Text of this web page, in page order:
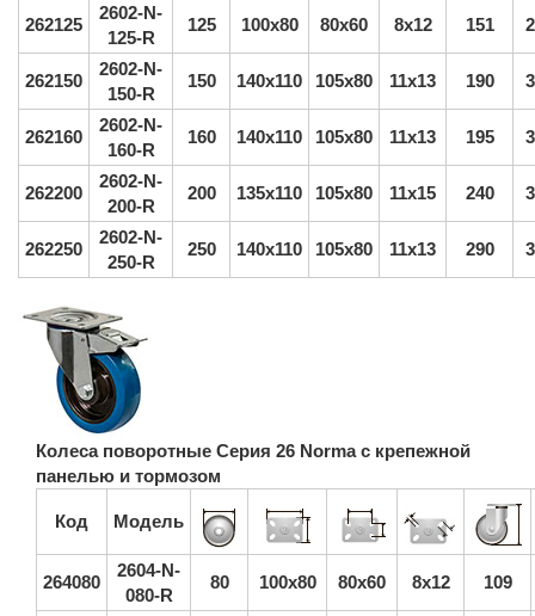
262125
2602-N-
125-R
125 100х80 80х60 8х12 151
262150
2602-N-
150-R
150 140х110 105х80 11х13 190
262160
2602-N-
160-R
160 140х110 105х80 11х13 195
262200
2602-N-
200-R
200 135х110 105х80 11х15 240
262250
2602-N-
250-R
250 140х110 105х80 11х13 290
Колеса поворотные Серия 26 Norma с крепежной
панелью и тормозом
Код Модель
264080
2604-N-
080-R
80 100х80 80х60 8х12 109